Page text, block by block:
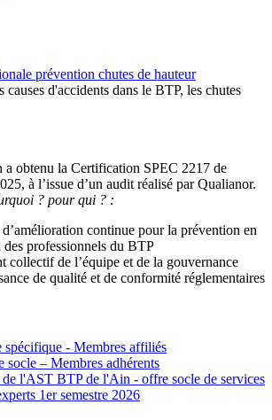
prévention chutes de hauteur
causes d'accidents dans le BTP, les chutes
a obtenu la Certification SPEC 2217 de
à l’issue d’un audit réalisé par Qualianor.
? pour qui ? :
continue pour la prévention en
des professionnels du BTP
collectif de l’équipe et de la gouvernance
de qualité et de conformité réglementaires
- Membres affiliés
– Membres adhérents
de l'AST BTP de l'Ain - offre socle de services
1er semestre 2026